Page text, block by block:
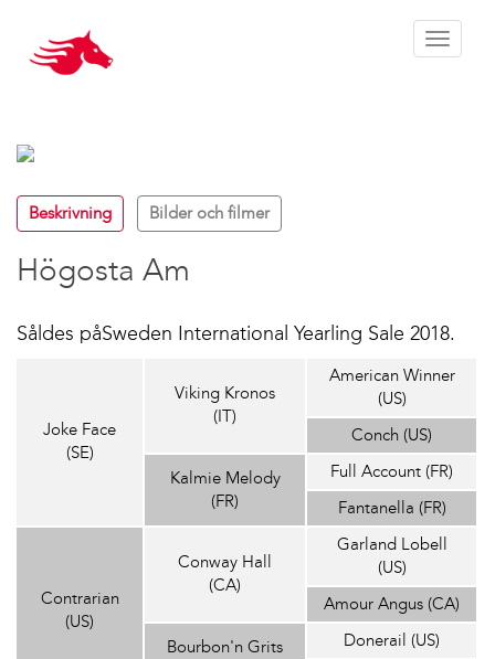
Toggle
Beskrivning Bilder och filmer
Högosta Am
Såldes påSweden International Yearling Sale 2018.
Joke Face
(SE)
Viking Kronos
(IT)
American Winner
(US)
Conch (US)
Kalmie Melody
(FR)
Full Account (FR)
Fantanella (FR)
Contrarian
(US)
Conway Hall
(CA)
Garland Lobell
(US)
Amour Angus (CA)
Bourbon'n Grits
Donerail (US)